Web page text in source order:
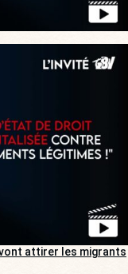
vont attirer les migrants